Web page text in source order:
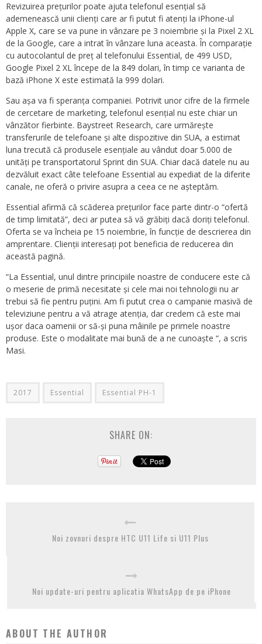
Revizuirea prețurilor poate ajuta telefonul esențial să
ademenească unii clienți care ar fi putut fi atenți la iPhone-ul
Apple X, care se va pune in vânzare pe 3 noiembrie și la Pixel 2 XL
de la Google, care a intrat în vânzare luna aceasta. În comparație
cu autocolantul de preț al telefonului Essential, de 499 USD,
Google Pixel 2 XL începe de la 849 dolari, în timp ce varianta de
bază iPhone X este estimată la 999 dolari.
Sau așa va fi speranța companiei. Potrivit unor cifre de la firmele
de cercetare de marketing, telefonul esențial nu este chiar un
vânzător fierbinte. Baystreet Research, care urmărește
transferurile de telefoane și alte dispozitive din SUA, a estimat
luna trecută că produsele esențiale au vândut doar 5.000 de
unități pe transportatorul Sprint din SUA. Chiar dacă datele nu au
dezvăluit exact câte telefoane Essential au expediat de la diferite
canale, ne oferă o privire asupra a ceea ce ne așteptăm.
Essential afirmă că scăderea prețurilor face parte dintr-o “ofertă
de timp limitată”, deci ar putea să vă grăbiți dacă doriți telefonul.
Oferta se va încheia pe 15 noiembrie, în funcție de descrierea din
amprentare. Clienții interesați pot beneficia de reducerea din
această pagină.
“La Essential, unul dintre principiile noastre de conducere este că
o meserie de primă necesitate și cele mai noi tehnologii nu ar
trebui să fie pentru puțini. Am fi putut crea o campanie masivă de
televiziune pentru a vă atrage atenția, dar credem că este mai
ușor daca oamenii or să-și puna mâinile pe primele noastre
produse. Este o modalitate mai bună de a ne cunoaște “, a scris
Masi.
2017 Essential Essential PH-1
SHARE ON:
Noi zovnuri despre HTC U11 Life si U11 Plus
Noi update-uri pentru aplicatia WhatsApp de pe iPhone
ABOUT THE AUTHOR